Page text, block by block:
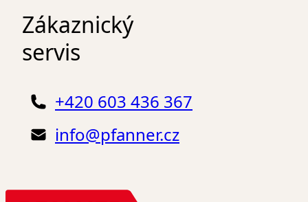
dresinky, omáčky, pečeně, přílohy a podávané čerstvě nebo
jako koření.
Zákaznický
servis
+420 603 436 367
info@pfanner.cz